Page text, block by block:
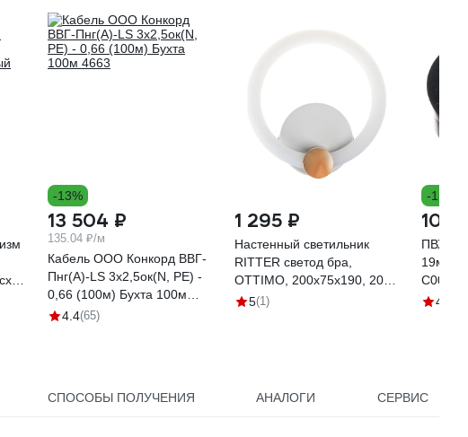
-13%
13 504 ₽
135.04 ₽/м
Кабель ООО Конкорд ВВГ-
Пнг(А)-LS 3x2,5ок(N, PE) -
0,66 (100м) Бухта 100м
4663
4.4(65)
1 295 ₽
Настенный светильник
RITTER светод бра,
OTTIMO, 200x75x190, 20Вт,
2700/4200/6400, 9м, бел/
5(1)
-15%
105
ПВХ-
4.8
СПОСОБЫ ПОЛУЧЕНИЯ АНАЛОГИ СЕРВИС